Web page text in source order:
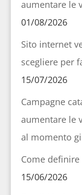
aumentare le
01/08/2026
Sito internet
scegliere per
15/07/2026
Campagne
aumentare le
al momento
Come
15/06/2026